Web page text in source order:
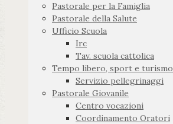
Pastorale per la Famiglia
Pastorale della Salute
Ufficio Scuola
Irc
Tav. scuola cattolica
Tempo libero, sport e turismo
Servizio pellegrinaggi
Pastorale Giovanile
Centro vocazioni
Coordinamento Oratori